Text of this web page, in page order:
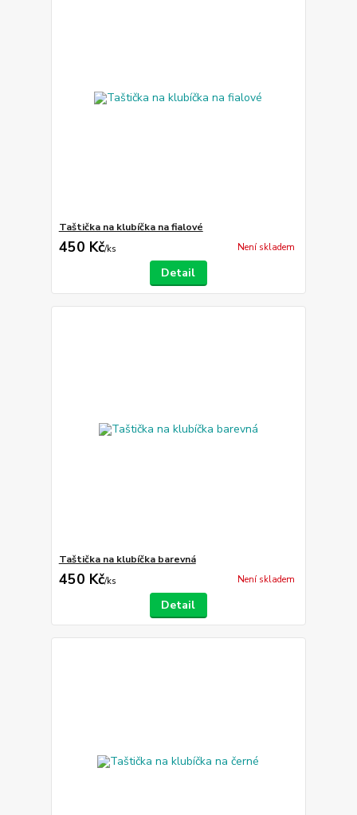
Taštička na klubíčka na fialové
450 Kč/ks Není skladem
Detail
Taštička na klubíčka barevná
450 Kč/ks Není skladem
Detail